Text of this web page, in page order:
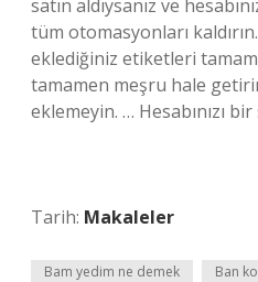
satın aldıysanız ve
tüm otomasyonları
eklediğiniz etiketleri
tamamen meşru hale
eklemeyin. … Hesabınızı
Tarih: Makaleler
Bam yedim ne demek Ban